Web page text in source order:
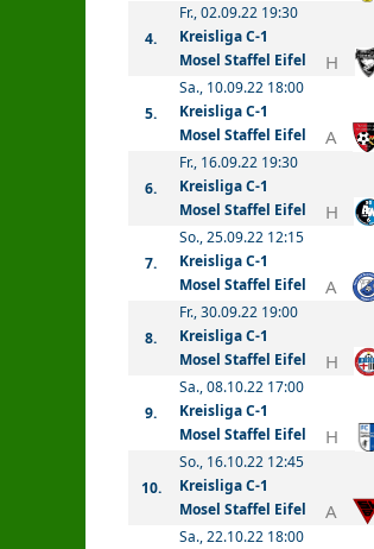
4.
Fr., 02.09.22 19:30
Kreisliga C-1
Mosel Staffel Eifel
H
5.
Sa., 10.09.22 18:00
Kreisliga C-1
Mosel Staffel Eifel
A
6.
Fr., 16.09.22 19:30
Kreisliga C-1
Mosel Staffel Eifel
H
7.
So., 25.09.22 12:15
Kreisliga C-1
Mosel Staffel Eifel
A
8.
Fr., 30.09.22 19:00
Kreisliga C-1
Mosel Staffel Eifel
H
9.
Sa., 08.10.22 17:00
Kreisliga C-1
Mosel Staffel Eifel
H
10.
So., 16.10.22 12:45
Kreisliga C-1
Mosel Staffel Eifel
A
Sa., 22.10.22 18:00